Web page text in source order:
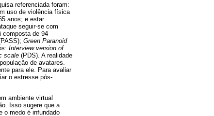
referenciada foram:
uso de violência física
anos; e estar
seguir-se com
composta de 94
Green Paranoid
Interview version of
scale (PDS). A realidade
de avatares.
para ele. Para avaliar
o estresse pós-
ambiente virtual
Isso sugere que a
o medo é infundado